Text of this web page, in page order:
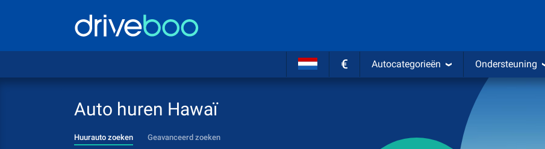
€ Autocategorieën Ondersteuning
Auto huren Hawaï
Huurauto zoeken Geavanceerd zoeken